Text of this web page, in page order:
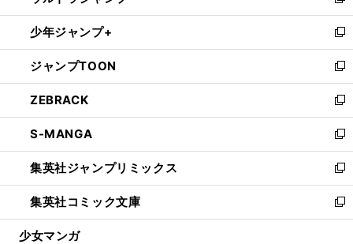
開
く
ウ
で
開
く
ン
ド
ウ
で
開
く
ウ
ィ
ン
ド
ウ
で
開
く
し
い
ウ
ィ
ン
ド
ウ
で
開
く
少年ジャンプ+
新
し
い
ウ
ィ
ン
ド
ウ
で
開
く
ジャンプTOON
新
し
い
ウ
ィ
ン
ド
ウ
で
開
ZEBRACK
新
し
い
ウ
ィ
ン
ド
ウ
S-MANGA
新
し
い
ウ
ィ
ン
集英社ジャンプリミックス
新
し
い
ウ
集英社コミック文庫
新
し
少女マンガ